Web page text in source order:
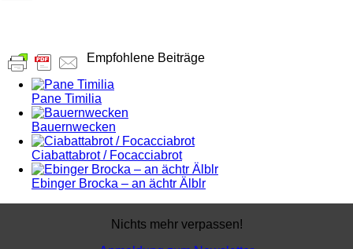
Empfohlene Beiträge
Pane Timilia
Bauernwecken
Ciabattabrot / Focacciabrot
Ebinger Brocka – an ächtr Älblr
Nichts mehr verpassen!